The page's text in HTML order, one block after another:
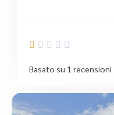
    
Basato su 1 recensioni